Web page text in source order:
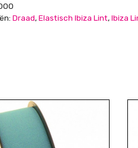
Draad,Elastisch Ibiza Lint,Ibiza